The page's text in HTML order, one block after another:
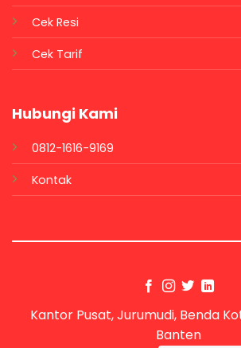
Cek Resi
Cek Tarif
Hubungi Kami
0812-1616-9169
Kontak
Kantor Pusat, Jurumudi, Benda
Banten